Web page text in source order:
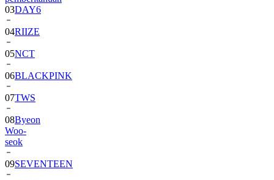
03DAY6
04RIIZE
05NCT
06BLACKPINK
07TWS
08Byeon
Woo-
seok
09SEVENTEEN